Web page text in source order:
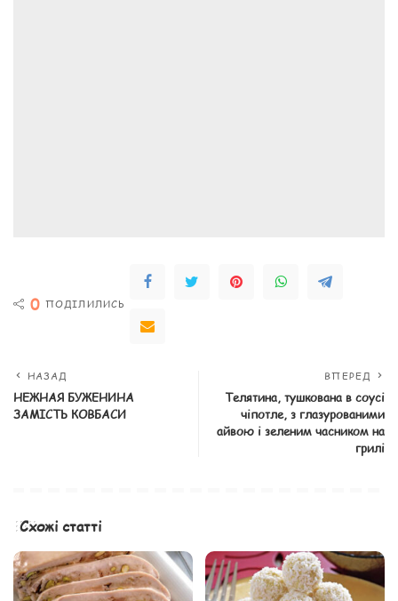
0 ПОДІЛИЛИСЬ
НАЗАД
НЕЖНАЯ БУЖЕНИНА
ЗАМІСТЬ КОВБАСИ
ВПЕРЕД
Телятина, тушкована в соусі
чіпотле, з глазурованими
айвою і зеленим часником на
грилі
Схожі статті